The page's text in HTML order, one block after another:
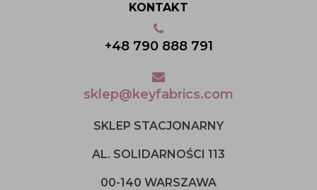
KONTAKT
+48 790 888 791
sklep@keyfabrics.com
SKLEP STACJONARNY
AL. SOLIDARNOŚCI 113
00-140 WARSZAWA